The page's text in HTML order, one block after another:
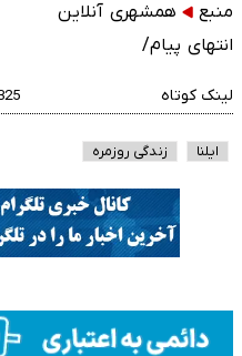
منبع
همشهری آنلاین
انتهای پیام/
لینک کوتاه
ایلنا زندگی روزمره